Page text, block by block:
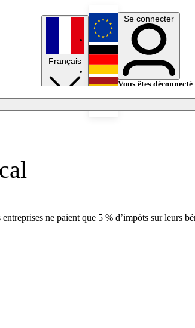
Français
English
Deutsch
Se connecter
Vous êtes déconnecté.
ne paient que 5 % d’impôts sur leurs